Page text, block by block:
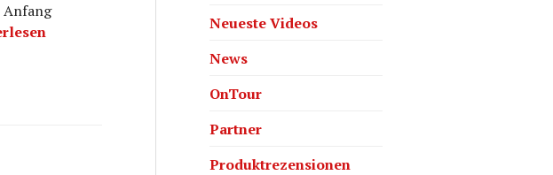
Anfang
Android LED TV – IFA 2012 mit hoTodi.tv
Neueste Videos
News
OnTour
Partner
Produktrezensionen